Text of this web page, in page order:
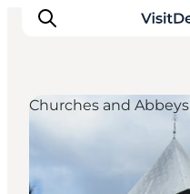
Bestemmingen
Churches and Abbeys